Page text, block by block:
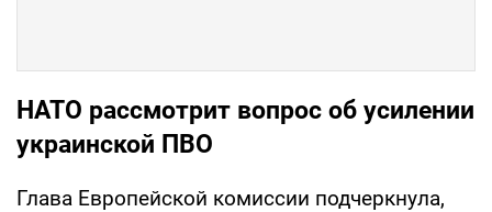
НАТО рассмотрит вопрос об усилении
украинской ПВО
Глава Европейской комиссии подчеркнула,